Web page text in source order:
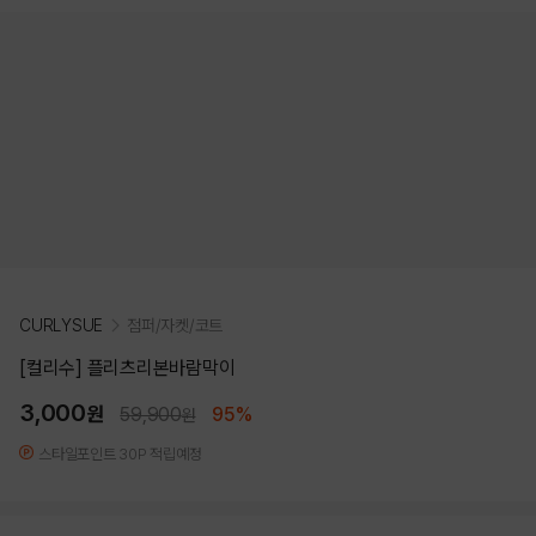
CURLYSUE 점퍼/자켓/코트
[컬리수] 플리츠리본바람막이
3,000원 59,900원 95%
스타일포인트 30P 적립예정